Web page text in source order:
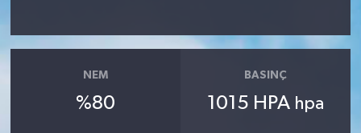
NEM
%80
BASINÇ
1015 HPA hpa